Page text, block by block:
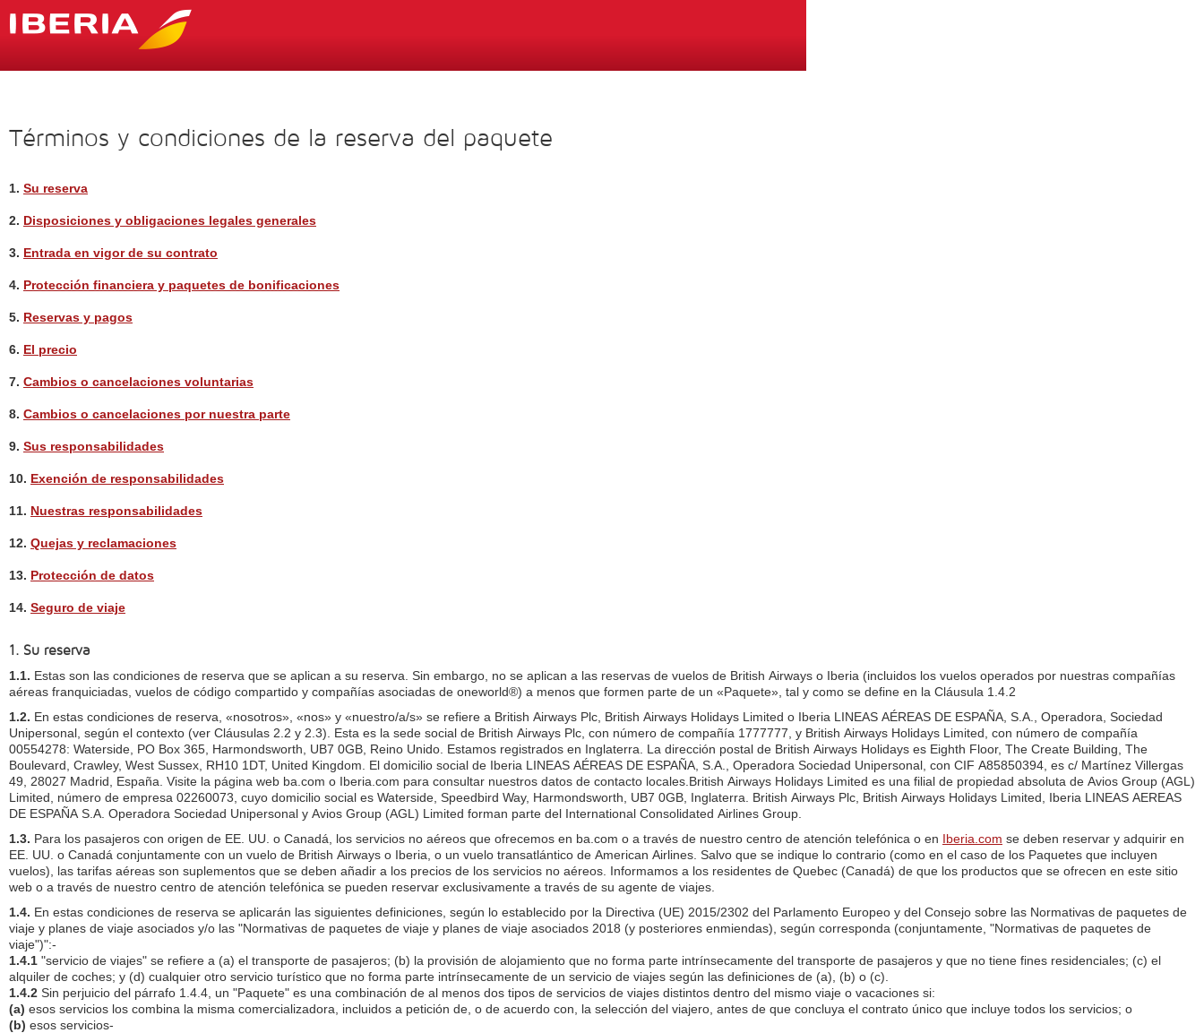
Términos y condiciones de la reserva del paquete
1. Su reserva
2. Disposiciones y obligaciones legales generales
3. Entrada en vigor de su contrato
4. Protección financiera y paquetes de bonificaciones
5. Reservas y pagos
6. El precio
7. Cambios o cancelaciones voluntarias
8. Cambios o cancelaciones por nuestra parte
9. Sus responsabilidades
10. Exención de responsabilidades
11. Nuestras responsabilidades
12. Quejas y reclamaciones
13. Protección de datos
14. Seguro de viaje
1. Su reserva
1.1. Estas son las condiciones de reserva que se aplican a su reserva. Sin embargo, no se aplican a las reservas de vuelos de British Airways o Iberia (incluidos los vuelos operados por nuestras compañías
aéreas franquiciadas, vuelos de código compartido y compañías asociadas de oneworld®) a menos que formen parte de un «Paquete», tal y como se define en la Cláusula 1.4.2
1.2. En estas condiciones de reserva, «nosotros», «nos» y «nuestro/a/s» se refiere a British Airways Plc, British Airways Holidays Limited o Iberia LINEAS AÉREAS DE ESPAÑA, S.A., Operadora, Sociedad
Unipersonal, según el contexto (ver Cláusulas 2.2 y 2.3). Esta es la sede social de British Airways Plc, con número de compañía 1777777, y British Airways Holidays Limited, con número de compañía
00554278: Waterside, PO Box 365, Harmondsworth, UB7 0GB, Reino Unido. Estamos registrados en Inglaterra. La dirección postal de British Airways Holidays es Eighth Floor, The Create Building, The
Boulevard, Crawley, West Sussex, RH10 1DT, United Kingdom. El domicilio social de Iberia LINEAS AÉREAS DE ESPAÑA, S.A., Operadora Sociedad Unipersonal, con CIF A85850394, es c/ Martínez Villergas
49, 28027 Madrid, España. Visite la página web ba.com o Iberia.com para consultar nuestros datos de contacto locales.British Airways Holidays Limited es una filial de propiedad absoluta de Avios Group (AGL)
Limited, número de empresa 02260073, cuyo domicilio social es Waterside, Speedbird Way, Harmondsworth, UB7 0GB, Inglaterra. British Airways Plc, British Airways Holidays Limited, Iberia LINEAS AEREAS
DE ESPAÑA S.A. Operadora Sociedad Unipersonal y Avios Group (AGL) Limited forman parte del International Consolidated Airlines Group.
1.3. Para los pasajeros con origen de EE. UU. o Canadá, los servicios no aéreos que ofrecemos en ba.com o a través de nuestro centro de atención telefónica o en Iberia.com se deben reservar y adquirir en
EE. UU. o Canadá conjuntamente con un vuelo de British Airways o Iberia, o un vuelo transatlántico de American Airlines. Salvo que se indique lo contrario (como en el caso de los Paquetes que incluyen
vuelos), las tarifas aéreas son suplementos que se deben añadir a los precios de los servicios no aéreos. Informamos a los residentes de Quebec (Canadá) de que los productos que se ofrecen en este sitio
web o a través de nuestro centro de atención telefónica se pueden reservar exclusivamente a través de su agente de viajes.
1.4. En estas condiciones de reserva se aplicarán las siguientes definiciones, según lo establecido por la Directiva (UE) 2015/2302 del Parlamento Europeo y del Consejo sobre las Normativas de paquetes de
viaje y planes de viaje asociados y/o las "Normativas de paquetes de viaje y planes de viaje asociados 2018 (y posteriores enmiendas), según corresponda (conjuntamente, "Normativas de paquetes de
viaje")":-
1.4.1 "servicio de viajes" se refiere a (a) el transporte de pasajeros; (b) la provisión de alojamiento que no forma parte intrínsecamente del transporte de pasajeros y que no tiene fines residenciales; (c) el
alquiler de coches; y (d) cualquier otro servicio turístico que no forma parte intrínsecamente de un servicio de viajes según las definiciones de (a), (b) o (c).
1.4.2 Sin perjuicio del párrafo 1.4.4, un "Paquete" es una combinación de al menos dos tipos de servicios de viajes distintos dentro del mismo viaje o vacaciones si:
(a) esos servicios los combina la misma comercializadora, incluidos a petición de, o de acuerdo con, la selección del viajero, antes de que concluya el contrato único que incluye todos los servicios; o
(b) esos servicios-